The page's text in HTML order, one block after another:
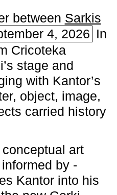
between Sarkis
4, 2026 In
Cricoteka
stage and
with Kantor’s
object, image,
carried history
art
informed by
Kantor into his